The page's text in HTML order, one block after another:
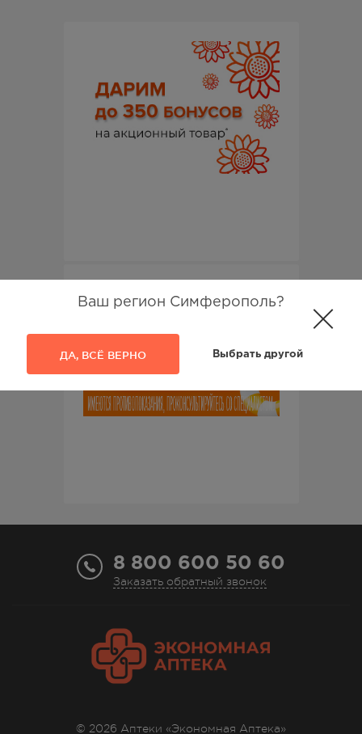
Ваш регион Симферополь?
ДА, ВСЁ ВЕРНО Выбрать другой
8 800 600 50 60
Заказать обратный звонок
© 2026 Аптеки «Экономная Аптека»